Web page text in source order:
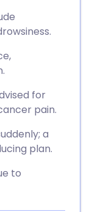
for
pain.
a
plan.
to